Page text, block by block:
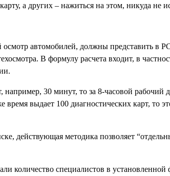
а других – нажиться на этом, никуда не
автомобилей, должны представить в
В формулу расчета входит, в
например, 30 минут, то за 8-часовой рабочий
выдает 100 диагностических карт, то
действующая методика позволяет
специалистов в установленной